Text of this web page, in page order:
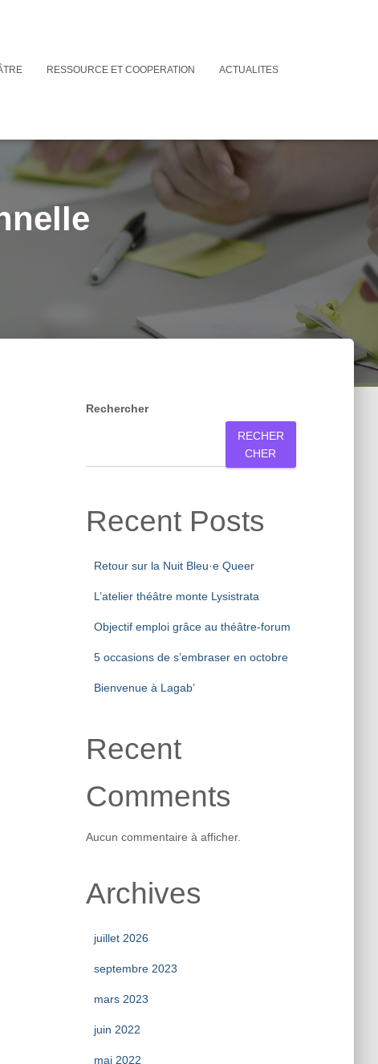
RESSOURCE ET COOPERATION ACTUALITES
Rechercher
RECHER
CHER
Recent Posts
Retour sur la Nuit Bleu·e Queer
L’atelier théâtre monte Lysistrata
Objectif emploi grâce au théâtre-forum
5 occasions de s’embraser en octobre
Bienvenue à Lagab’
Recent
Comments
Aucun commentaire à afficher.
Archives
juillet 2026
septembre 2023
mars 2023
juin 2022
mai 2022